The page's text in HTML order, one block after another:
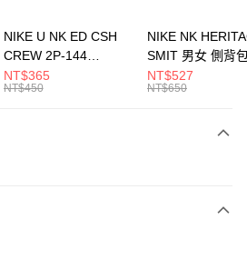
，再付款。
】
享後付」後，將跳轉至「AFTEE先享後付」
含以上)免運費
含以上)免運費
NIKE U NK ED CSH
CREW 2P-144
EMBRDY 男女 短統襪
FZ3073133
NT$365
NT$450
NIKE NK
SMIT 男女 側背
BA5871010
NT$527
NT$650